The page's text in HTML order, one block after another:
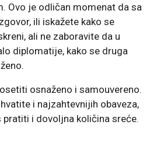
Ovo je odličan momenat da sa
ili iskažete kako se
ali ne zaboravite da u
diplomatije, kako se druga
osnaženo i samouvereno.
i najzahtevnijih obaveza,
pratiti i dovoljna količina sreće.